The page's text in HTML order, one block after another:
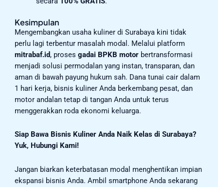
Kesimpulan
Mengembangkan usaha kuliner di Surabaya kini tidak
perlu lagi terbentur masalah modal. Melalui platform
mitrabaf.id, proses gadai BPKB motor bertransformasi
menjadi solusi permodalan yang instan, transparan, dan
aman di bawah payung hukum sah. Dana tunai cair dalam
1 hari kerja, bisnis kuliner Anda berkembang pesat, dan
motor andalan tetap di tangan Anda untuk terus
menggerakkan roda ekonomi keluarga.
Siap Bawa Bisnis Kuliner Anda Naik Kelas di Surabaya?
Yuk, Hubungi Kami!
Jangan biarkan keterbatasan modal menghentikan impian
ekspansi bisnis Anda. Ambil smartphone Anda sekarang